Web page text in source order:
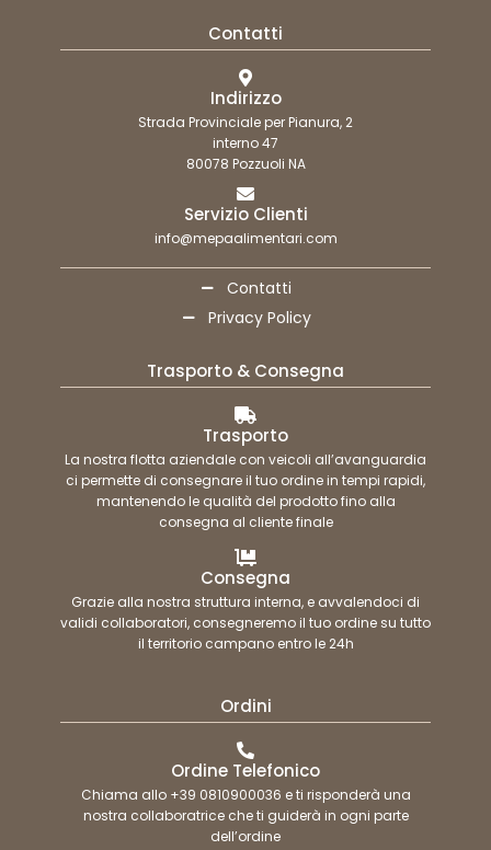
Contatti
Indirizzo
Strada Provinciale per Pianura, 2
interno 47
80078 Pozzuoli NA
Servizio Clienti
info@mepaalimentari.com
Contatti
Privacy Policy
Trasporto & Consegna
Trasporto
La nostra flotta aziendale con veicoli all’avanguardia
ci permette di consegnare il tuo ordine in tempi rapidi,
mantenendo le qualità del prodotto fino alla
consegna al cliente finale
Consegna
Grazie alla nostra struttura interna, e avvalendoci di
validi collaboratori, consegneremo il tuo ordine su tutto
il territorio campano entro le 24h
Ordini
Ordine Telefonico
Chiama allo +39 0810900036 e ti risponderà una
nostra collaboratrice che ti guiderà in ogni parte
dell’ordine